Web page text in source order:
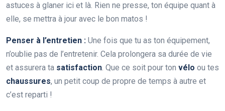
astuces à glaner ici et là. Rien ne presse, ton équipe quant à
elle, se mettra à jour avec le bon matos !
Penser à l’entretien : Une fois que tu as ton équipement,
n’oublie pas de l’entretenir. Cela prolongera sa durée de vie
et assurera ta satisfaction. Que ce soit pour ton vélo ou tes
chaussures, un petit coup de propre de temps à autre et
c’est reparti !